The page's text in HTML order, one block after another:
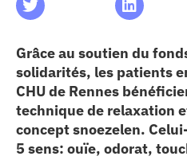
écologique
Grâce au soutien du
solidarités, les patients
CHU de Rennes
technique de relaxation
concept snoezelen.
5 sens: ouïe, odorat,